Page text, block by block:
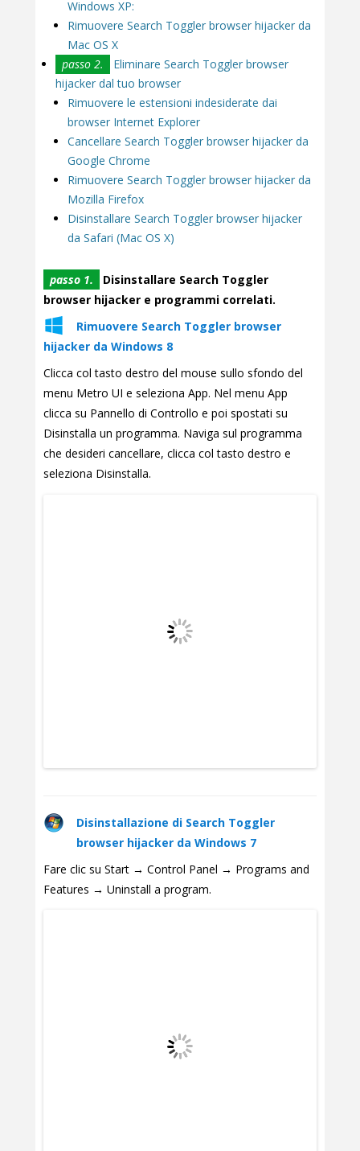
Windows XP:
Rimuovere Search Toggler browser hijacker da
Mac OS X
passo 2.
Eliminare Search Toggler browser
hijacker dal tuo browser
Rimuovere le estensioni indesiderate dai
browser Internet Explorer
Cancellare Search Toggler browser hijacker da
Google Chrome
Rimuovere Search Toggler browser hijacker da
Mozilla Firefox
Disinstallare Search Toggler browser hijacker
da Safari (Mac OS X)
passo 1.
Disinstallare Search Toggler
browser hijacker e programmi correlati.
Rimuovere Search Toggler browser
hijacker da Windows 8
Clicca col tasto destro del mouse sullo sfondo del
menu Metro UI e seleziona App. Nel menu App
clicca su Pannello di Controllo e poi spostati su
Disinstalla un programma. Naviga sul programma
che desideri cancellare, clicca col tasto destro e
seleziona Disinstalla.
Disinstallazione di Search Toggler
browser hijacker da Windows 7
Fare clic su Start → Control Panel → Programs and
Features → Uninstall a program.